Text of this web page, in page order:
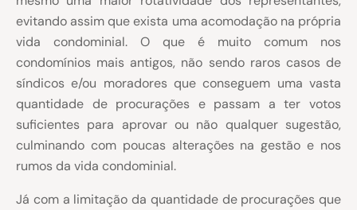
evitando assim que exista uma acomodação na própria
vida condominial. O que é muito comum nos
condomínios mais antigos, não sendo raros casos de
síndicos e/ou moradores que conseguem uma vasta
quantidade de procurações e passam a ter votos
suficientes para aprovar ou não qualquer sugestão,
culminando com poucas alterações na gestão e nos
rumos da vida condominial.
Já com a limitação da quantidade de procurações que